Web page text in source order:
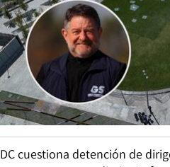
DC cuestiona detención de